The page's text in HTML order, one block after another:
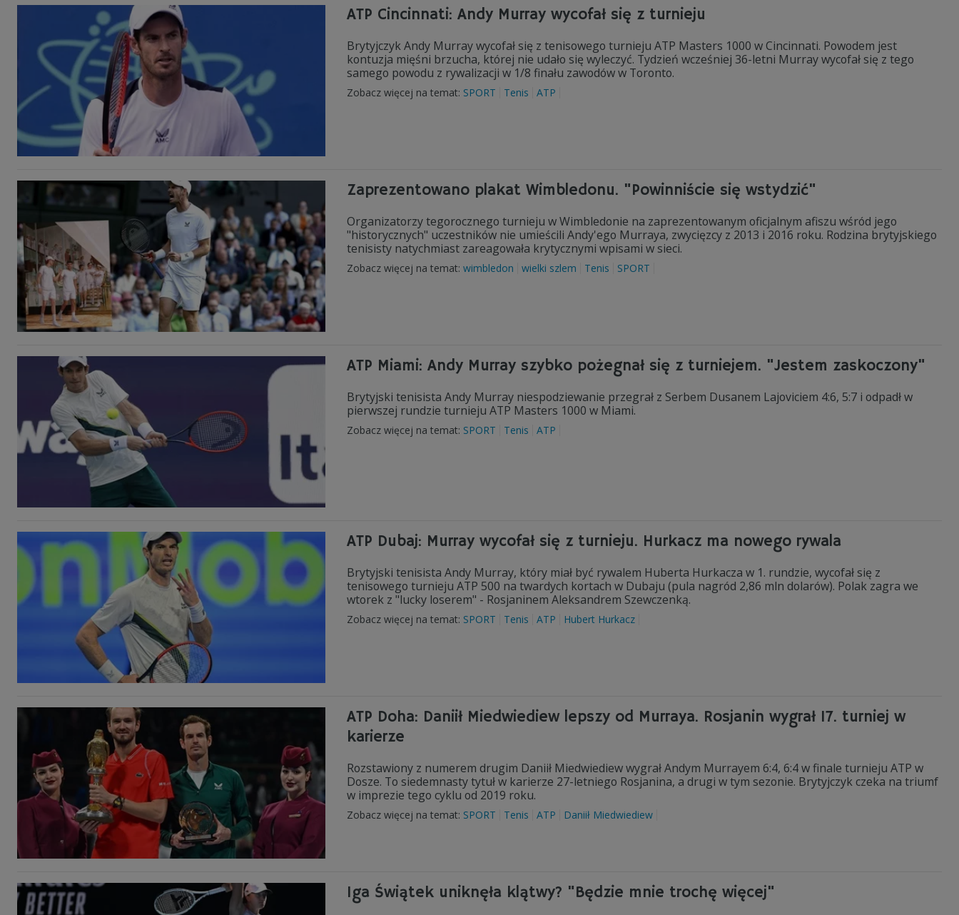
ATP Cincinnati: Andy Murray wycofał się z turnieju
Brytyjczyk Andy Murray wycofał się z tenisowego turnieju ATP Masters 1000 w Cincinnati. Powodem jest
kontuzja mięśni brzucha, której nie udało się wyleczyć. Tydzień wcześniej 36-letni Murray wycofał się z tego
samego powodu z rywalizacji w 1/8 finału zawodów w Toronto.
Zobacz więcej na temat: SPORT Tenis ATP
Zaprezentowano plakat Wimbledonu. "Powinniście się wstydzić"
Organizatorzy tegorocznego turnieju w Wimbledonie na zaprezentowanym oficjalnym afiszu wśród jego
"historycznych" uczestników nie umieścili Andy'ego Murraya, zwycięzcy z 2013 i 2016 roku. Rodzina brytyjskiego
tenisisty natychmiast zareagowała krytycznymi wpisami w sieci.
Zobacz więcej na temat: wimbledon wielki szlem Tenis SPORT
ATP Miami: Andy Murray szybko pożegnał się z turniejem. "Jestem zaskoczony"
Brytyjski tenisista Andy Murray niespodziewanie przegrał z Serbem Dusanem Lajoviciem 4:6, 5:7 i odpadł w
pierwszej rundzie turnieju ATP Masters 1000 w Miami.
Zobacz więcej na temat: SPORT Tenis ATP
ATP Dubaj: Murray wycofał się z turnieju. Hurkacz ma nowego rywala
Brytyjski tenisista Andy Murray, który miał być rywalem Huberta Hurkacza w 1. rundzie, wycofał się z
tenisowego turnieju ATP 500 na twardych kortach w Dubaju (pula nagród 2,86 mln dolarów). Polak zagra we
wtorek z "lucky loserem" - Rosjaninem Aleksandrem Szewczenką.
Zobacz więcej na temat: SPORT Tenis ATP Hubert Hurkacz
ATP Doha: Daniił Miedwiediew lepszy od Murraya. Rosjanin wygrał 17. turniej w
karierze
Rozstawiony z numerem drugim Daniił Miedwiediew wygrał Andym Murrayem 6:4, 6:4 w finale turnieju ATP w
Dosze. To siedemnasty tytuł w karierze 27-letniego Rosjanina, a drugi w tym sezonie. Brytyjczyk czeka na triumf
w imprezie tego cyklu od 2019 roku.
Zobacz więcej na temat: SPORT Tenis ATP Daniił Miedwiediew
Iga Świątek uniknęła klątwy? "Będzie mnie trochę więcej"